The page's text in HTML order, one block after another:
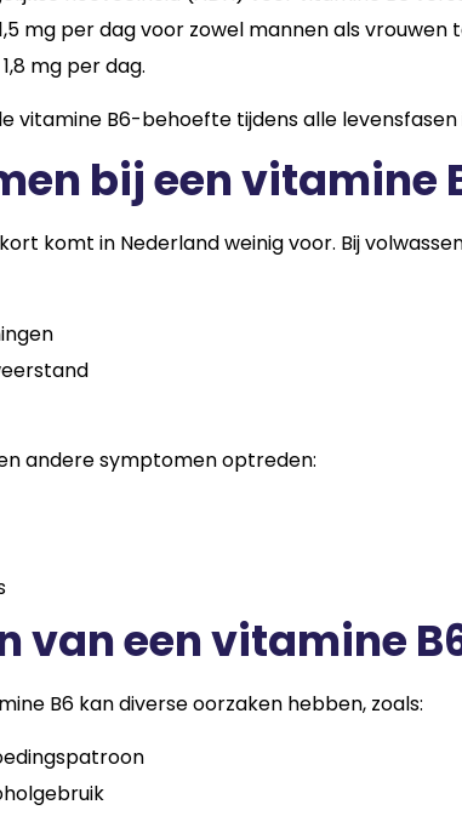
mg per dag voor zowel mannen als
mg per dag.
vitamine B6-behoefte tijdens alle levensfasen
bij een vitamine
komt in Nederland weinig voor. Bij
andere symptomen optreden:
van een vitamine
B6 kan diverse oorzaken hebben, zoals: